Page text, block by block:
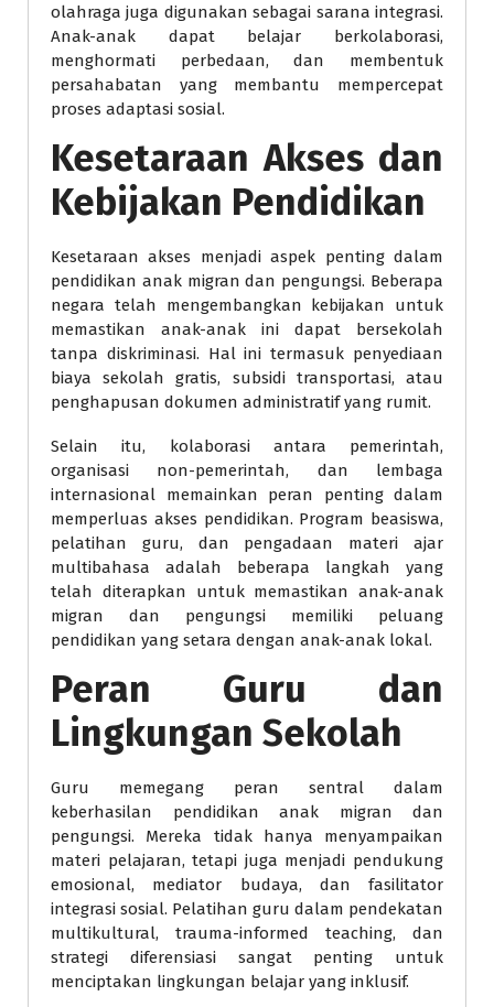
olahraga juga digunakan sebagai sarana integrasi.
Anak-anak dapat belajar berkolaborasi,
menghormati perbedaan, dan membentuk
persahabatan yang membantu mempercepat
proses adaptasi sosial.
Kesetaraan Akses dan
Kebijakan Pendidikan
Kesetaraan akses menjadi aspek penting dalam
pendidikan anak migran dan pengungsi. Beberapa
negara telah mengembangkan kebijakan untuk
memastikan anak-anak ini dapat bersekolah
tanpa diskriminasi. Hal ini termasuk penyediaan
biaya sekolah gratis, subsidi transportasi, atau
penghapusan dokumen administratif yang rumit.
Selain itu, kolaborasi antara pemerintah,
organisasi non-pemerintah, dan lembaga
internasional memainkan peran penting dalam
memperluas akses pendidikan. Program beasiswa,
pelatihan guru, dan pengadaan materi ajar
multibahasa adalah beberapa langkah yang
telah diterapkan untuk memastikan anak-anak
migran dan pengungsi memiliki peluang
pendidikan yang setara dengan anak-anak lokal.
Peran Guru dan
Lingkungan Sekolah
Guru memegang peran sentral dalam
keberhasilan pendidikan anak migran dan
pengungsi. Mereka tidak hanya menyampaikan
materi pelajaran, tetapi juga menjadi pendukung
emosional, mediator budaya, dan fasilitator
integrasi sosial. Pelatihan guru dalam pendekatan
multikultural, trauma-informed teaching, dan
strategi diferensiasi sangat penting untuk
menciptakan lingkungan belajar yang inklusif.